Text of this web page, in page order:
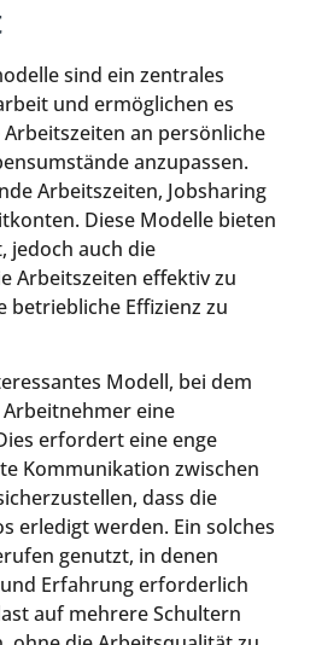
sind ein zentrales
und ermöglichen es
an persönliche
anzupassen.
Arbeitszeiten, Jobsharing
Diese Modelle bieten
jedoch auch die
Arbeitszeiten effektiv zu
betriebliche Effizienz zu
Modell, bei dem
eine
erfordert eine enge
Kommunikation zwischen
dass die
erledigt werden. Ein solches
genutzt, in denen
Erfahrung erforderlich
auf mehrere Schultern